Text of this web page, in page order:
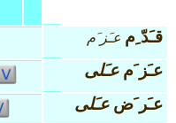
قـَدّ ِم عـَز َم
عـَز َمعـَلى
عـَر َضعـَلى